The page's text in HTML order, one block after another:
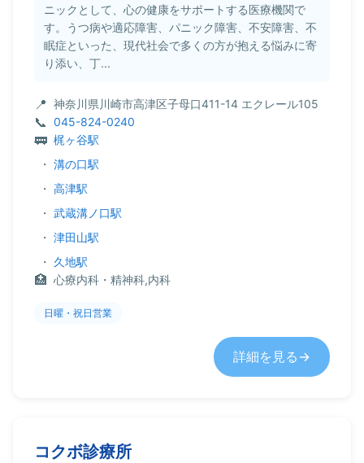
ニックとして、心の健康をサポートする医療機関で
す。うつ病や適応障害、パニック障害、不安障害、不
眠症といった、現代社会で多くの方が抱える悩みに寄
り添い、丁...
神奈川県川崎市高津区子母口411-14 エクレール105
045-824-0240
梶ヶ谷駅
・ 溝の口駅
・ 高津駅
・ 武蔵溝ノ口駅
・ 津田山駅
・ 久地駅
心療内科・精神科,内科
日曜・祝日営業
詳細を見る
コクボ診療所